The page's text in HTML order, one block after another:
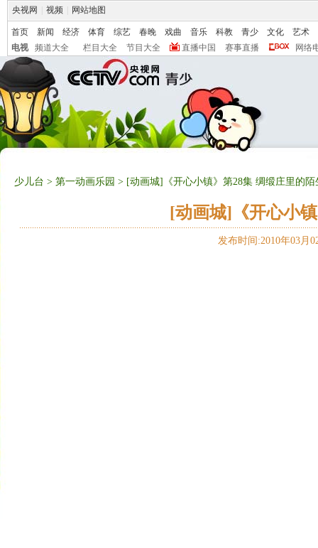
央视网 视频 网站地图
首页 新闻 经济 体育 综艺 春晚 戏曲 音乐 科教 青少 文化
艺术
电视
频道大全 栏目大全 节目大全 直播中国 赛事直播 网络
少儿台 > 第一动画乐园 > [动画城]《开心小镇》第28集 绸缎庄里的陌
[动画城]《开心小
发布时间:2010年03月